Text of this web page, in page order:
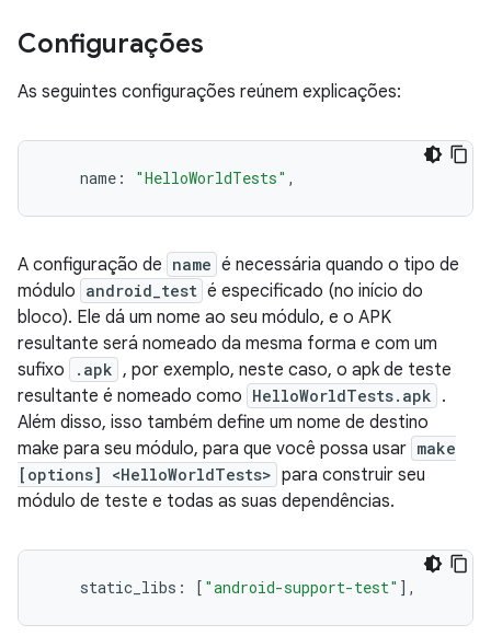
Configurações
As seguintes configurações reúnem explicações:
name : "HelloWorldTests" ,
A configuração de name é necessária quando o tipo de
módulo android_test é especificado (no início do
bloco). Ele dá um nome ao seu módulo, e o APK
resultante será nomeado da mesma forma e com um
sufixo
.apk , por exemplo, neste caso, o apk de teste
resultante é nomeado como HelloWorldTests.apk .
Além disso, isso também define um nome de destino
make para seu módulo, para que você possa usar make
[options] <HelloWorldTests> para construir seu
módulo de teste e todas as suas dependências.
static_libs : [ "android-support-test" ],